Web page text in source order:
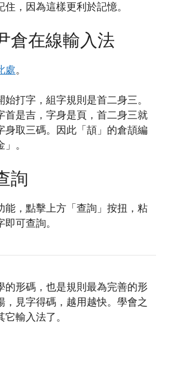
，因為這樣更利於記憶。
倉在線輸入法
處。
打字，組字規則是首二身三。
首是吉，字身是頁，首二身三就
身取三碼。因此「頡」的倉頡編
。
詢
能，點擊上方「查詢」按扭，粘
可查詢。
的形碼，也是規則最為完善的形
，見字得碼，越用越快。學會之
輸入法了。